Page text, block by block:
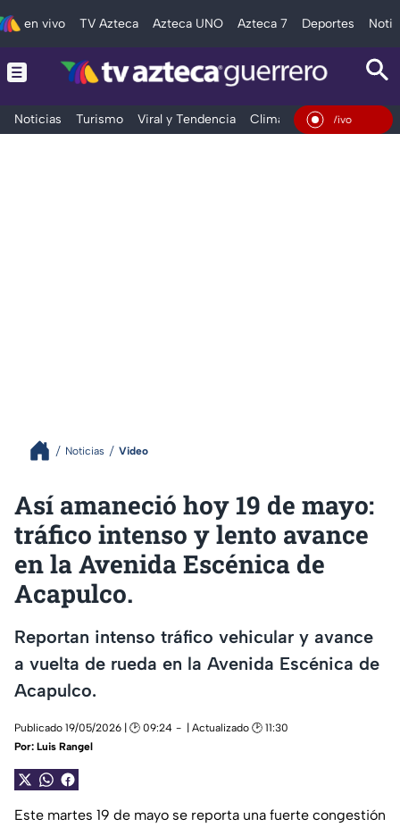
en vivo TV Azteca Azteca UNO Azteca 7 Deportes
Noticias Turismo Viral y Tendencia Clima Deportes
En Vivo
Noticias Video
Así amaneció hoy 19 de mayo:
tráfico intenso y lento avance
en la Avenida Escénica de
Acapulco.
Reportan intenso tráfico vehicular y avance
a vuelta de rueda en la Avenida Escénica de
Acapulco.
Publicado 19/05/2026 | 🕑 09:24
| Actualizado 🕑 11:30
Por: Luis Rangel
Este martes 19 de mayo se reporta una fuerte congestión